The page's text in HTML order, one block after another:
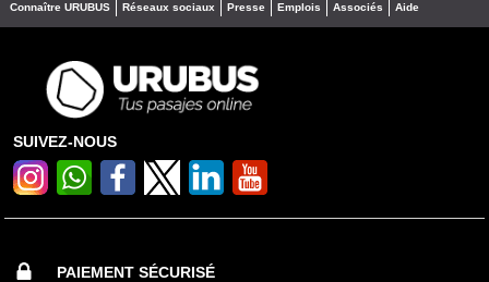
Connaître URUBUS Réseaux sociaux Presse Emplois Associés Aide
SUIVEZ-NOUS
PAIEMENT SÉCURISÉ